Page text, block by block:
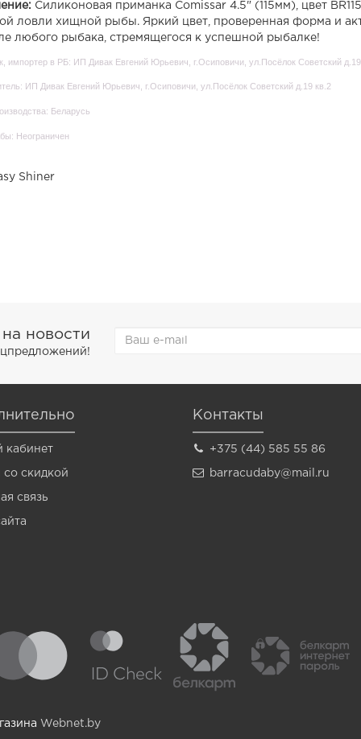
Силиконовая приманка Comissar 4.5" (115мм), цвет
ловли хищной рыбы. Яркий цвет, проверенная форма и
любого рыбака, стремящегося к успешной рыбалке!
импортер в РБ: ИП Дивак Евгений Юрьевич, г.Осиповичи, ул.Посёлок Советский д.19
ИП Дивак Евгений Юрьевич, г.Осиповичи, ул.Посёлок Советский д.19 кв.2
Беларусь
Неограничен
Shiner
на новости
кабинет
со скидкой
связь
Контакты
+375 (44) 585 55 86
barracudaby@mail.ru
Webnet.by